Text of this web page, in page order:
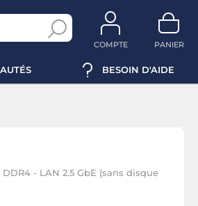
COMPTE PANIER
BESOIN D'AIDE
DDR4 - LAN 2.5 GbE (sans disque